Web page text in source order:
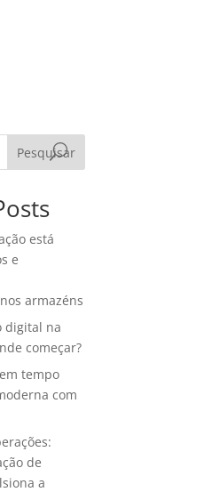
Pesquisar
está
e
armazéns
digital na
começar?
tempo
com
de
a